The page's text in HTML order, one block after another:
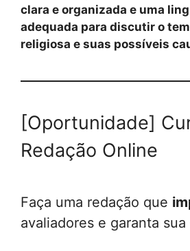
clara e organizada e uma
adequada para discutir o
religiosa e suas possíveis
[Oportunidade]
Redação Online
Faça uma redação que
avaliadores e garanta sua